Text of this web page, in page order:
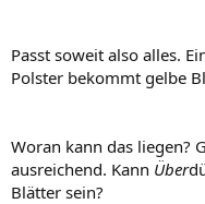
Passt soweit also alles.
Polster bekommt gelbe
Woran kann das liegen?
ausreichend. Kann Über
Blätter sein?